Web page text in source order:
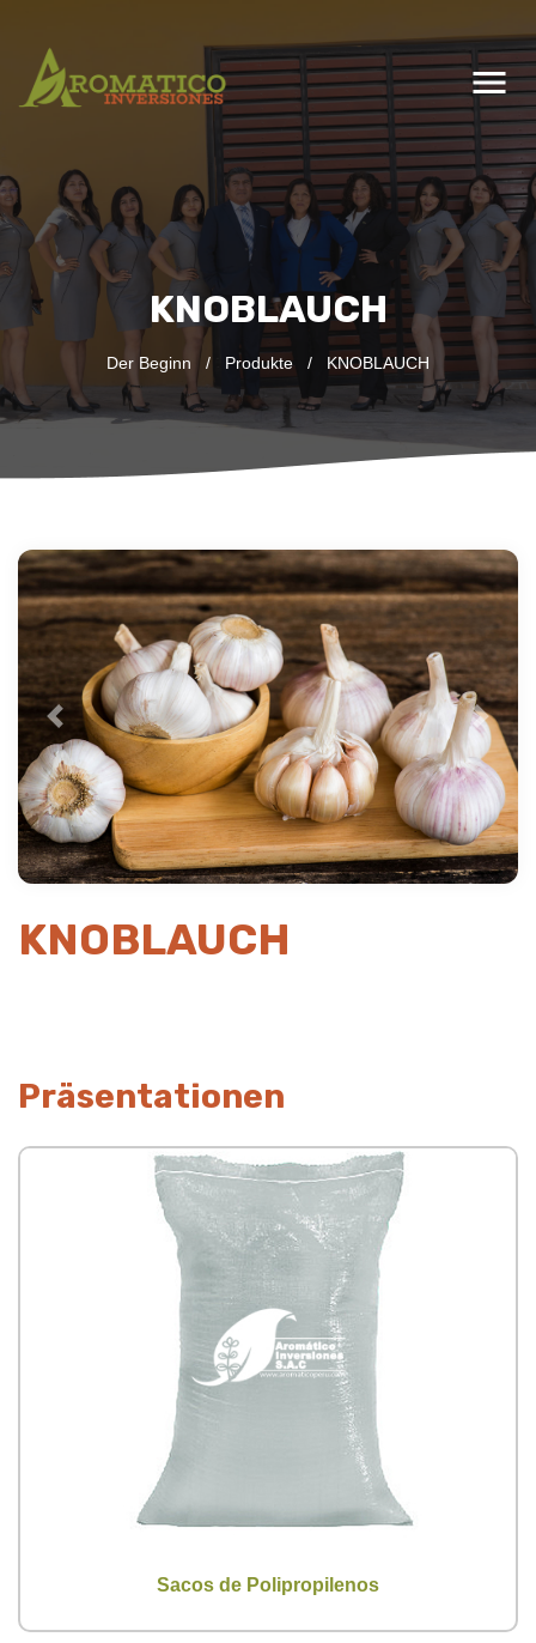
menu
KNOBLAUCH
Der Beginn / Produkte / KNOBLAUCH
Previous Next
KNOBLAUCH
Präsentationen
Sacos de Polipropilenos